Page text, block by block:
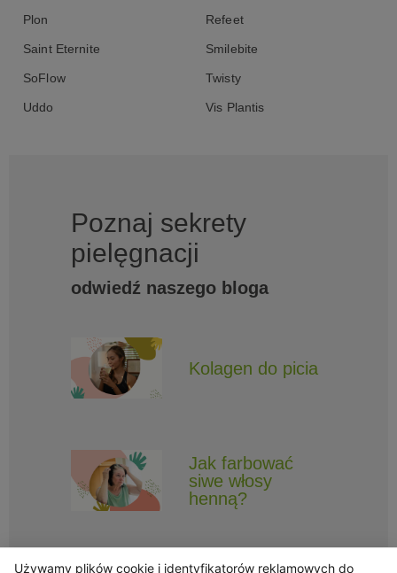
Plon Refeet
Saint Eternite Smilebite
SoFlow Twisty
Uddo Vis Plantis
Poznaj sekrety
pielęgnacji
odwiedź naszego bloga
Kolagen do picia
Jak farbować
siwe włosy
henną?
Używamy plików cookie i identyfikatorów reklamowych do